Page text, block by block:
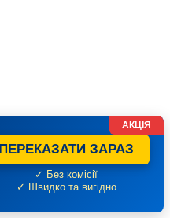
ПЕРЕКАЗАТИ ЗАРАЗ
✓ Без комісії
✓ Швидко та вигідно
АКЦІЯ